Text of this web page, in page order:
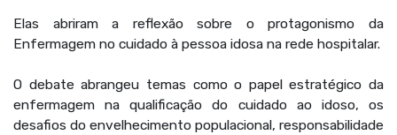
Elas abriram a reflexão sobre o protagonismo da
Enfermagem no cuidado à pessoa idosa na rede hospitalar.
O debate abrangeu temas como o papel estratégico da
enfermagem na qualificação do cuidado ao idoso, os
desafios do envelhecimento populacional, responsabilidade